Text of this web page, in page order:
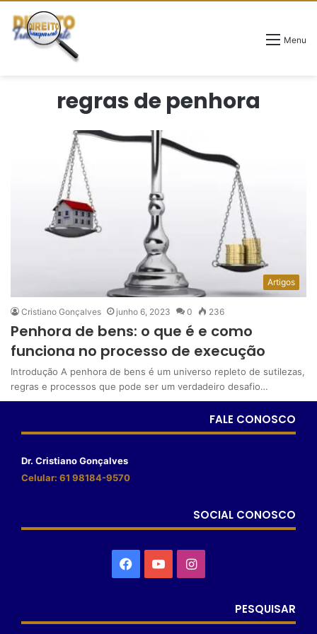
Menu
regras de penhora
Artigos
Cristiano Gonçalves junho 6, 2023 0 236
Penhora de bens: o que é e como
funciona no processo de execução
Introdução A penhora de bens é um universo repleto de sutilezas,
regras e processos que pode ser um verdadeiro desafio…
FALE CONOSCO
Dr. Cristiano Gonçalves
Celular: 61 98184-9570
SOCIAL CONOSCO
PESQUISAR